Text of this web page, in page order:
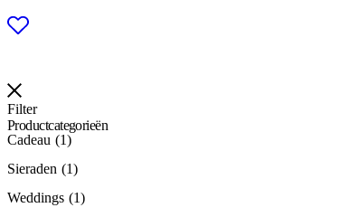
Filter
Productcategorieën
Cadeau
1
Sieraden
1
Weddings
1